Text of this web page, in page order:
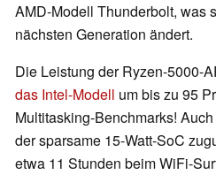
AMD-Modell Thunderbolt, was
nächsten Generation ändert.
Die Leistung der Ryzen-5000-
das Intel-Modell um bis zu 95
Multitasking-Benchmarks!
der sparsame 15-Watt-SoC
etwa 11 Stunden beim WiFi-